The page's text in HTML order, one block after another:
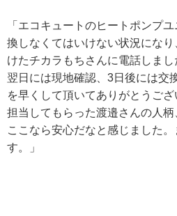
「エコキュートのヒートポンプ
換しなくてはいけない状況にな
けたチカラもちさんに電話しまし
翌日には現地確認、3日後には交
を早くして頂いてありがとうござ
担当してもらった渡邉さんの人柄
ここなら安心だなと感じました
す。」